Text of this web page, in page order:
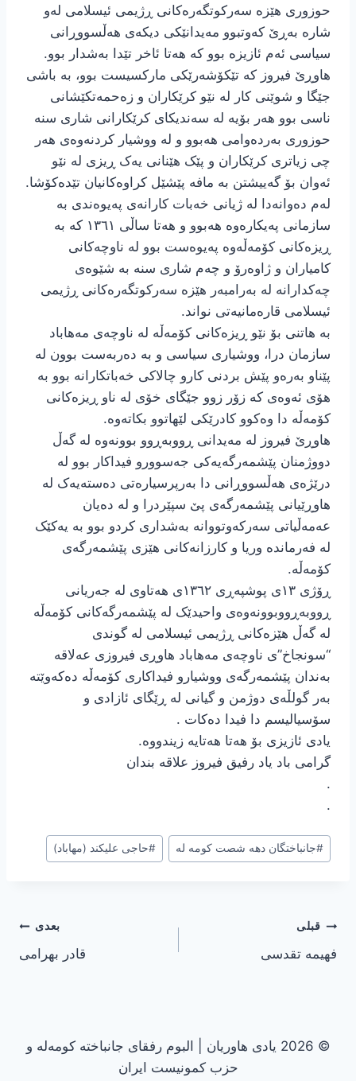
حوزوری هێزە سەرکوتگەرەکانی ڕژیمی ئیسلامی لەو
شارە بەڕێ کەوتبوو مەیدانێکی دیکەی هەڵسووڕانی
سیاسی ئەم ئازیزە بوو کە هەتا ئاخر تێدا بەشدار بوو.
هاوڕێ فیروز کە تێکۆشەرێکی مارکسیست بوو، بە باشی
جێگا و شوێنی کار لە نێو کرێکاران و زەحمەتکێشانی
ناسی بوو هەر بۆیە لە سەندیکای کرێکارانی شاری سنە
حوزوری بەردەوامی هەبوو و لە ووشیار کردنەوەی هەر
چی زیاتری کرێکاران و پێک هێنانی یەک ڕیزی لە نێو
ئەوان بۆ گەییشتن بە مافە پێشێل کراوەکانیان تێدەکۆشا.
لەم دەوانەدا لە ژیانی خەبات کارانەی پەیوەندی بە
سازمانی پەیکارەوە هەبوو و هەتا ساڵی ١٣٦١ کە بە
ڕیزەکانی کۆمەڵەوە پەیوەست بوو لە ناوچەکانی
کامیاران و ژاوەرۆ و چەم شاری سنە بە شێوەی
چەکدارانە لە بەرامبەر هێزە سەرکوتگەرەکانی ڕژیمی
ئیسلامی قارەمانیەتی نواند.
بە هاتنی بۆ نێو ڕیزەکانی کۆمەڵە لە ناوچەی مەهاباد
سازمان درا، ووشیاری سیاسی و بە دەربەست بوون لە
پێناو بەرەو پێش بردنی کارو چالاکی خەباتکارانە بوو بە
هۆی ئەوەی کە زۆر زوو جێگای خۆی لە ناو ڕیزەکانی
کۆمەڵە دا وەکوو کادرێکی لێهاتوو بکاتەوە.
هاوڕێ فیروز لە مەیدانی ڕووبەڕوو بوونەوە لە گەڵ
دووژمنان پێشمەرگەیەکی جەسوورو فیداکار بوو لە
درێژەی هەڵسووڕانی دا بەرپرسیارەتی دەستەیەک لە
هاوڕێیانی پێشمەرگەی پێ سپێردرا و لە دەیان
عەمەڵیاتی سەرکەوتووانە بەشداری کردو بوو بە یەکێک
لە فەرماندە وریا و کارزانەکانی هێزی پێشمەرگەی
کۆمەڵە.
ڕۆژی ١٣ی پوشپەڕی ١٣٦٢ی هەتاوی لە جەریانی
ڕووبەڕووبوونەوەی واحیدێک لە پێشمەرگەکانی کۆمەڵە
لە گەڵ هێزەکانی ڕژیمی ئیسلامی لە گوندی
“سونجاخ”ی ناوچەی مەهاباد هاوڕی فیروزی عەلاقە
بەندان پێشمەرگەی ووشیارو فیداکاری کۆمەڵە دەکەوێتە
بەر گولڵەی دوژمن و گیانی لە ڕێگای ئازادی و
سۆسیالیسم دا فیدا دەکات .
یادی ئازیزی بۆ هەتا هەتایە زیندووە.
گرامی باد یاد رفیق فیروز علاقه بندان
.
.
#جانباختگان دهه شصت کومه له #حاجی علیکند (مهاباد)
راهبری
نوشته
قبلی
فهیمه تقدسی
بعدی
قادر بهرامی
© 2026 یادی هاوریان | البوم رفقای جانباخته کومه‌له و
حزب کمونیست ایران